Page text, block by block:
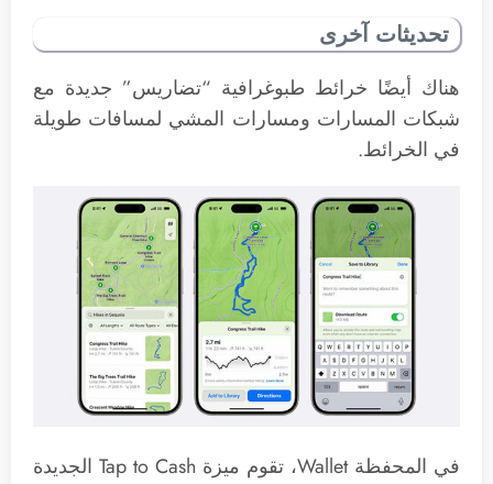
تحديثات آخرى
هناك أيضًا خرائط طبوغرافية “تضاريس” جديدة مع
شبكات المسارات ومسارات المشي لمسافات طويلة
في الخرائط.
في المحفظة Wallet، تقوم ميزة Tap to Cash الجديدة